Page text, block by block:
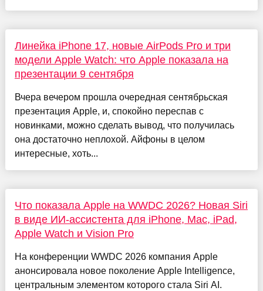
Линейка iPhone 17, новые AirPods Pro и три
модели Apple Watch: что Apple показала на
презентации 9 сентября
Вчера вечером прошла очередная сентябрьская
презентация Apple, и, спокойно переспав с
новинками, можно сделать вывод, что получилась
она достаточно неплохой. Айфоны в целом
интересные, хоть...
Что показала Apple на WWDC 2026? Новая Siri
в виде ИИ-ассистента для iPhone, Mac, iPad,
Apple Watch и Vision Pro
На конференции WWDC 2026 компания Apple
анонсировала новое поколение Apple Intelligence,
центральным элементом которого стала Siri AI.